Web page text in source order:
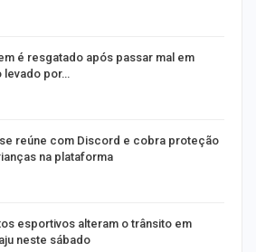
é resgatado após passar mal em
levado por…
reúne com Discord e cobra proteção
na plataforma
esportivos alteram o trânsito em
neste sábado